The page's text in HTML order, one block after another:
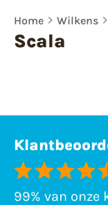
Home Wilkens
Scala
99% van onze